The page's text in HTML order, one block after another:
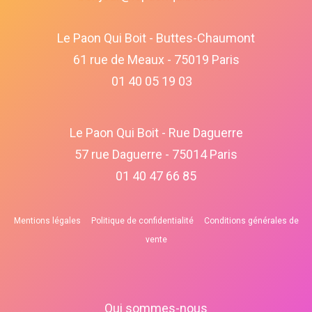
Le Paon Qui Boit - Buttes-Chaumont
61 rue de Meaux - 75019 Paris
01 40 05 19 03
Le Paon Qui Boit - Rue Daguerre
57 rue Daguerre - 75014 Paris
01 40 47 66 85
Mentions légales Politique de confidentialité
Conditions générales de
vente
Qui sommes-nous